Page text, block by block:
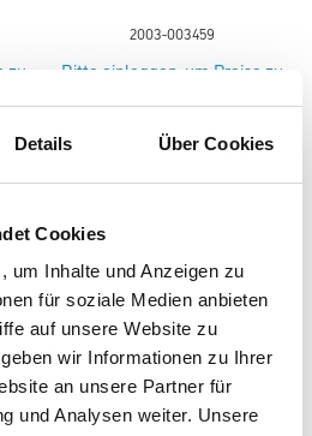
Details Über Cookies
Cookies
um Inhalte und Anzeigen zu
für soziale Medien anbieten
auf unsere Website zu
wir Informationen zu Ihrer
an unsere Partner für
und Analysen weiter. Unsere
zu
2003-003459
Bitte einloggen, um Preise zu
sehen
gleich 6
0,03 m²K/W